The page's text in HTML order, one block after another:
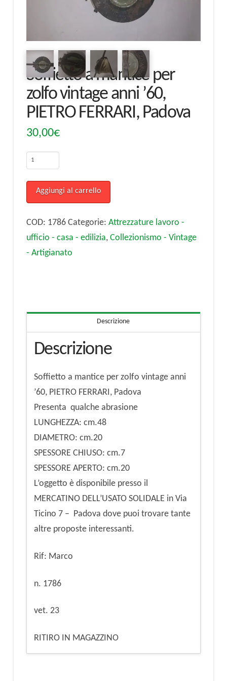
Soffietto a mantice per
zolfo vintage anni ’60,
PIETRO FERRARI, Padova
30,00€
Soffietto
mantice
per
zolfo
vintage
anni
Padova
Aggiungi al carrello
COD: 1786 Categorie: Attrezzature lavoro -
ufficio - casa - edilizia, Collezionismo - Vintage
- Artigianato
Descrizione
Descrizione
Soffietto a mantice per zolfo vintage anni
’60, PIETRO FERRARI, Padova
Presenta qualche abrasione
LUNGHEZZA: cm.48
DIAMETRO: cm.20
SPESSORE CHIUSO: cm.7
SPESSORE APERTO: cm.20
L’oggetto è disponibile presso il
MERCATINO DELL’USATO SOLIDALE in Via
Ticino 7 – Padova dove puoi trovare tante
altre proposte interessanti.
Rif: Marco
n. 1786
vet. 23
RITIRO IN MAGAZZINO